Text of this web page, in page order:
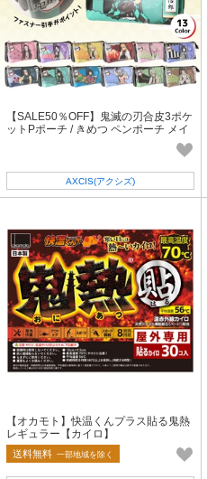
【SALE50％OFF】鬼滅の刃合皮3ポケ
ットPポーチ / きめつ ペンポーチ メイ
AXCIS(アクシズ)
【オカモト】快温くんプラス貼る鬼熱
レギュラー【カイロ】
送料無料 一部地域を除く